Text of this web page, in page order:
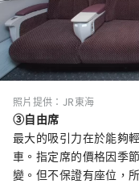
照片提供：JR東海
③自由席
最大的吸引力在於能夠
車。指定席的價格因季
變。但不保證有座位，